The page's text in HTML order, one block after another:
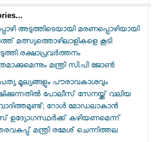
അടുത്തിടെയായി മരണപ്പൊഴിയായി
മത്സ്യത്തൊഴിലാളികളെ കൂടി
രക്ഷാപ്രവർത്തനം
മന്ത്രി സി.പി ജോൺ
മൂല്യങ്ങളും പൗരാവകാശവും
പോലീസ് സേനയ്ക്ക് വലിയ
റോള്‍ മോഡലാകാന്‍
ഉദ്യോഗസ്ഥര്‍ക്ക് കഴിയണമെന്ന്
മന്ത്രി രമേശ് ചെന്നിത്തല